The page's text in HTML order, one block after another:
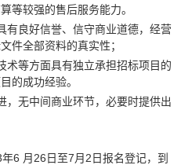
等较强的售后服务能力。
有良好信誉、信守商业道德，经营
件全部资料的真实性；
术等方面具有独立承担招标项目的
的成功经验。
，无中间商业环节，必要时提供出
6 月26日至7月2日报名登记，到